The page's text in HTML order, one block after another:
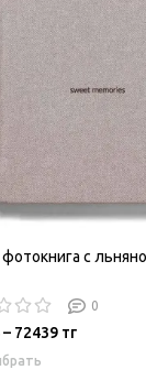
фотокнига с
0
72439 тг